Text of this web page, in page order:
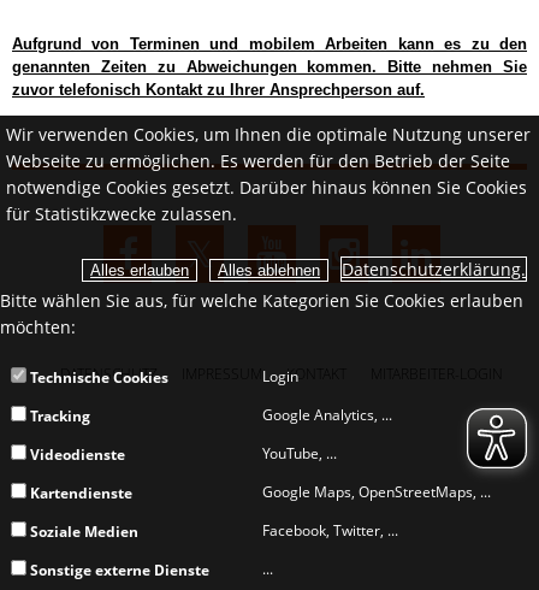
Aufgrund von Terminen und mobilem Arbeiten kann es zu den
genannten Zeiten zu Abweichungen kommen. Bitte nehmen Sie
zuvor telefonisch Kontakt zu Ihrer Ansprechperson auf.
DATENSCHUTZ KONTAKT
Wir verwenden Cookies, um Ihnen die optimale Nutzung unserer
Webseite zu ermöglichen. Es werden für den Betrieb der Seite
notwendige Cookies gesetzt. Darüber hinaus können Sie Cookies
für Statistikzwecke zulassen.
Datenschutzerklärung.
Bitte wählen Sie aus, für welche Kategorien Sie Cookies erlauben
möchten:
Technische Cookies
Login
Tracking
Google Analytics, ...
Videodienste
YouTube, ...
Kartendienste
Google Maps, OpenStreetMaps, ...
Soziale Medien
Facebook, Twitter, ...
Sonstige externe Dienste
...